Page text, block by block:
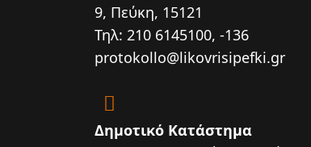
9, Πεύκη, 15121
Τηλ: 210 6145100, -136
protokollo@likovrisipefki.gr
Δημοτικό Κατάστημα